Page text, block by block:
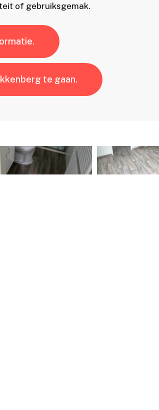
of gebruiksgemak.
te gaan.